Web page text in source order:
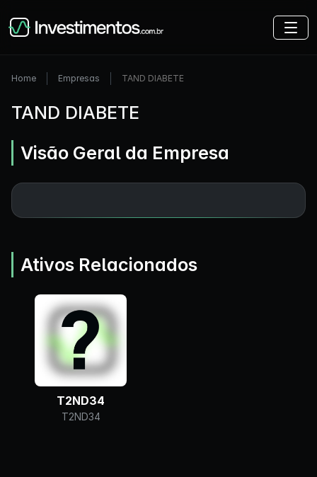
Home Empresas TAND DIABETE
TAND DIABETE
Visão Geral da Empresa
Ativos Relacionados
T2ND34
T2ND34